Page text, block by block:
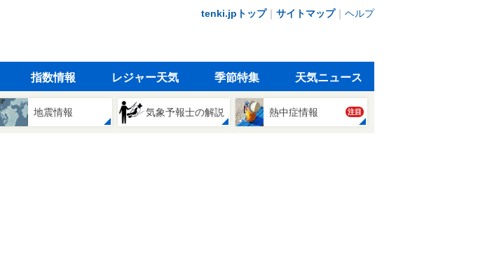
tenki.jpトップ｜ サイトマップ｜ ヘルプ
指数情報 レジャー天気 季節特集 天気ニュース
地震情報 気象予報士の解説 熱中症情報 注目